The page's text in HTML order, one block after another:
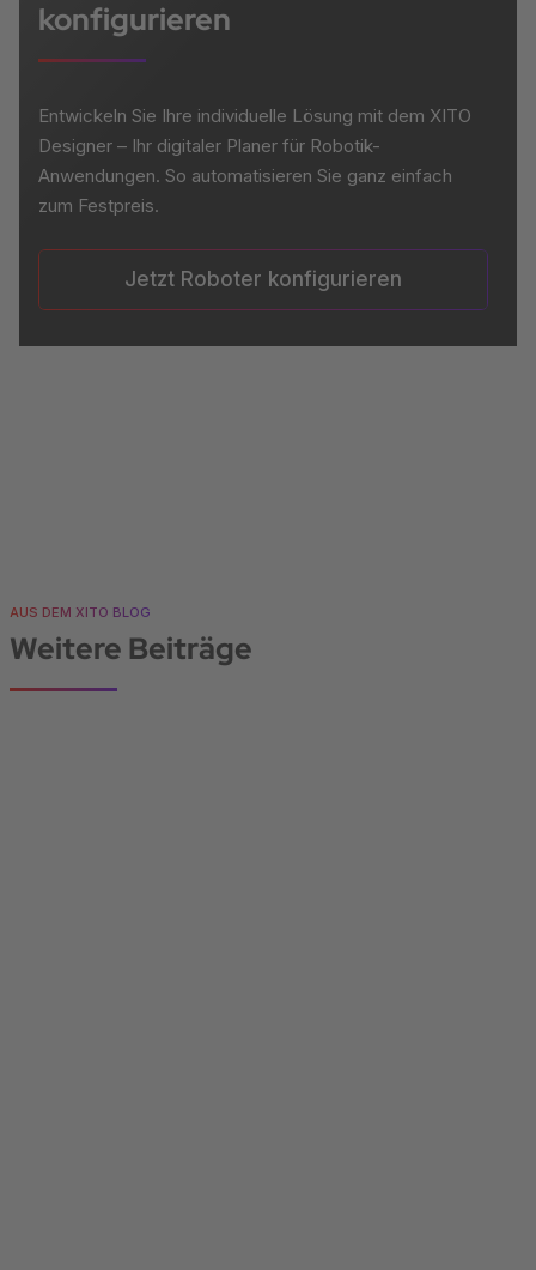
konfigurieren
Entwickeln Sie Ihre individuelle Lösung mit dem XITO
Designer – Ihr digitaler Planer für Robotik-
Anwendungen. So automatisieren Sie ganz einfach
zum Festpreis.
Jetzt Roboter konfigurieren
AUS DEM XITO BLOG
Weitere Beiträge